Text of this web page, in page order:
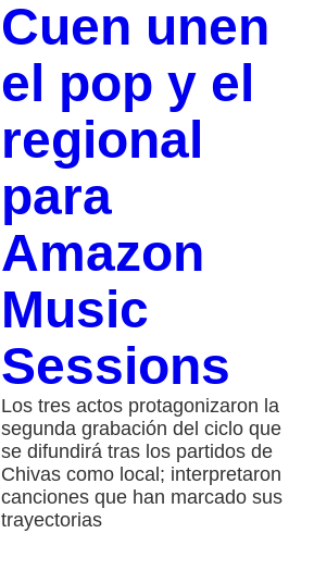
Cuen unen
el pop y el
regional
para
Amazon
Music
Sessions
Los tres actos protagonizaron la
segunda grabación del ciclo que
se difundirá tras los partidos de
Chivas como local; interpretaron
canciones que han marcado sus
trayectorias